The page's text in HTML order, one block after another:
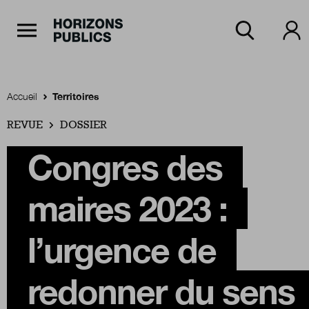
Accueil
Rubriques
Thèmes
Numéros
Accueil Territoires
REVUE DOSSIER
Congres des
maires 2023 :
l’urgence de
redonner du sens